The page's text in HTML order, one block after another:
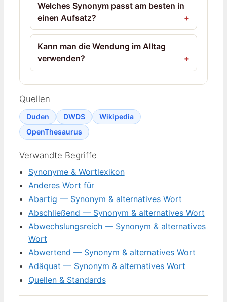
Welches Synonym passt am besten in
einen Aufsatz?
Kann man die Wendung im Alltag
verwenden?
Quellen
Duden DWDS
Wikipedia
OpenThesaurus
Verwandte Begriffe
Synonyme & Wortlexikon
Anderes Wort für
Abartig — Synonym & alternatives Wort
Abschließend — Synonym & alternatives Wort
Abwechslungsreich — Synonym & alternatives
Wort
Abwertend — Synonym & alternatives Wort
Adäquat — Synonym & alternatives Wort
Quellen & Standards